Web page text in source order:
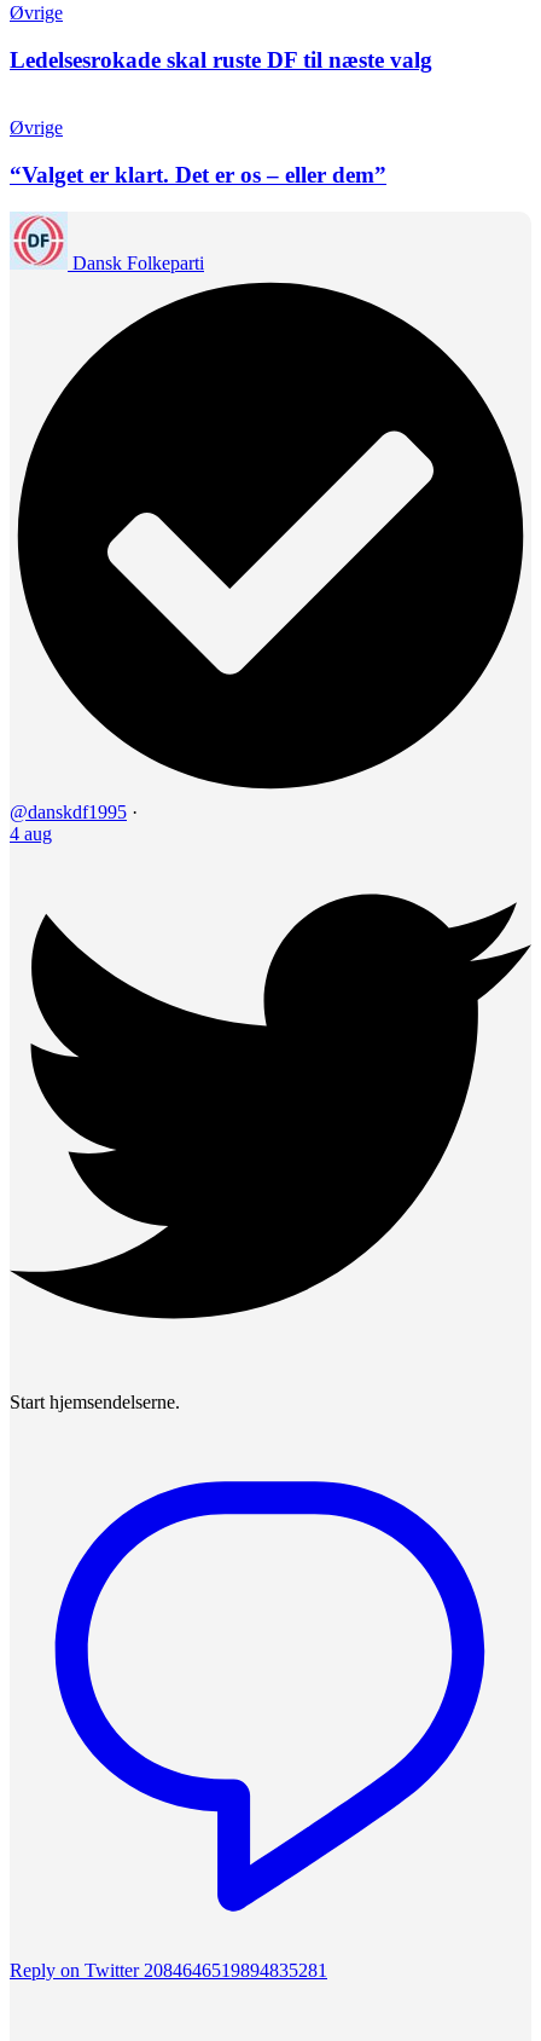
Øvrige
Ledelsesrokade skal ruste DF til næste valg
Øvrige
“Valget er klart. Det er os – eller dem”
Dansk Folkeparti
@danskdf1995 ·
4 aug
Start hjemsendelserne.
Reply on Twitter 2084646519894835281